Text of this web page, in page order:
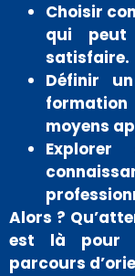
Choisir
qui peut
satisfaire.
Définir
moyens
Alors ?
est là pour
parcours